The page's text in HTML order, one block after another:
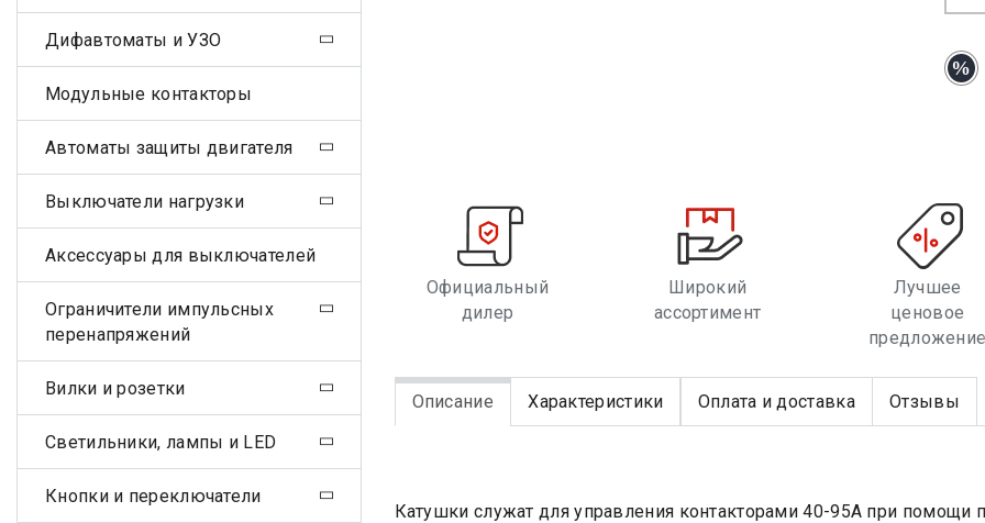
Официальный
дилер
Широкий
ассортимент
Лучшее
ценовое
предложение
Описание Характеристики Оплата и доставка Отзывы
Катушки служат для управления контакторами 40-95А при помощи
Дифавтоматы и УЗО
Модульные контакторы
Автоматы защиты двигателя
Выключатели нагрузки
Аксессуары для выключателей
Ограничители импульсных
перенапряжений
Вилки и розетки
Светильники, лампы и LED
Кнопки и переключатели